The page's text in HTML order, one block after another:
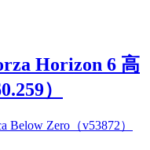
Horizon 6 高
）